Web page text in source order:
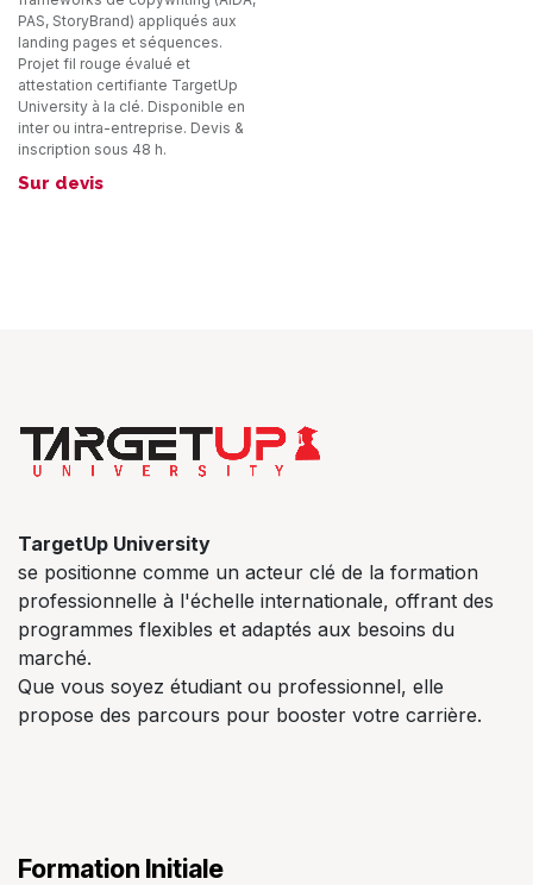
PAS, StoryBrand) appliqués aux
landing pages et séquences.
Projet fil rouge évalué et
attestation certifiante TargetUp
University à la clé. Disponible en
inter ou intra-entreprise. Devis &
inscription sous 48 h.
Sur devis
TargetUp University
se positionne comme un acteur clé de la formation
professionnelle à l'échelle internationale, offrant des
programmes flexibles et adaptés aux besoins du
marché.
Que vous soyez étudiant ou professionnel, elle
propose des parcours pour booster votre carrière.
Formation Initiale